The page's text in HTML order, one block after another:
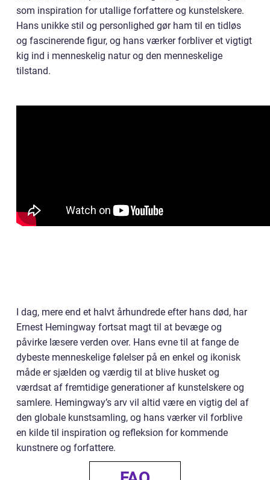
som inspiration for utallige forfattere og kunstelskere.
Hans unikke stil og personlighed gør ham til en tidløs
og fascinerende figur, og hans værker forbliver et vigtigt
kig ind i menneskelig natur og den menneskelige
tilstand.
I dag, mere end et halvt århundrede efter hans død, har
Ernest Hemingway fortsat magt til at bevæge og
påvirke læsere verden over. Hans evne til at fange de
dybeste menneskelige følelser på en enkel og ikonisk
måde er sjælden og værdig til at blive husket og
værdsat af fremtidige generationer af kunstelskere og
samlere. Hemingway’s arv vil altid være en vigtig del af
den globale kunstsamling, og hans værker vil forblive
en kilde til inspiration og refleksion for kommende
kunstnere og forfattere.